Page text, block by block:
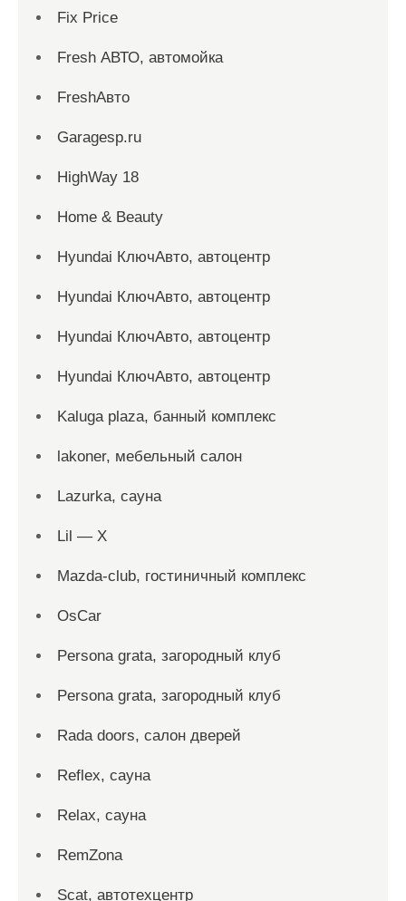
Fix Price
Fresh АВТО, автомойка
FreshАвто
Garagesp.ru
HighWay 18
Home & Beauty
Hyundai КлючАвто, автоцентр
Hyundai КлючАвто, автоцентр
Hyundai КлючАвто, автоцентр
Hyundai КлючАвто, автоцентр
Kaluga plaza, банный комплекс
lakoner, мебельный салон
Lazurka, сауна
Lil — X
Mazda-club, гостиничный комплекс
OsCar
Persona grata, загородный клуб
Persona grata, загородный клуб
Rada doors, салон дверей
Reflex, сауна
Relax, сауна
RemZona
Scat, автотехцентр